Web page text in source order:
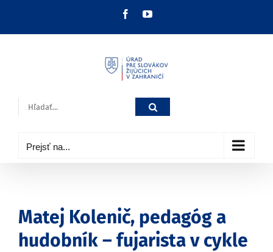
FacebookYouTube
Hľadať:
Prejsť na...
Matej Kolenič, pedagóg a
hudobník – fujarista v cykle